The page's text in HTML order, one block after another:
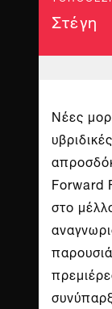
Στέγη
Νέες
Forward
στο